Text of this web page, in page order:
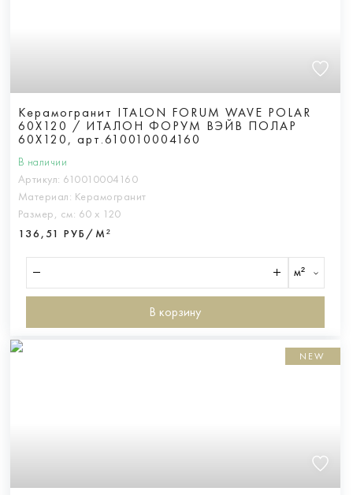
Керамогранит ITALON FORUM WAVE POLAR
60X120 / ИТАЛОН ФОРУМ ВЭЙВ ПОЛАР
60X120, арт.610010004160
В наличии
Артикул: 610010004160
Материал: Керамогранит
Размер, см: 60 х 120
136,51 РУБ/М²
м²
В корзину
NEW